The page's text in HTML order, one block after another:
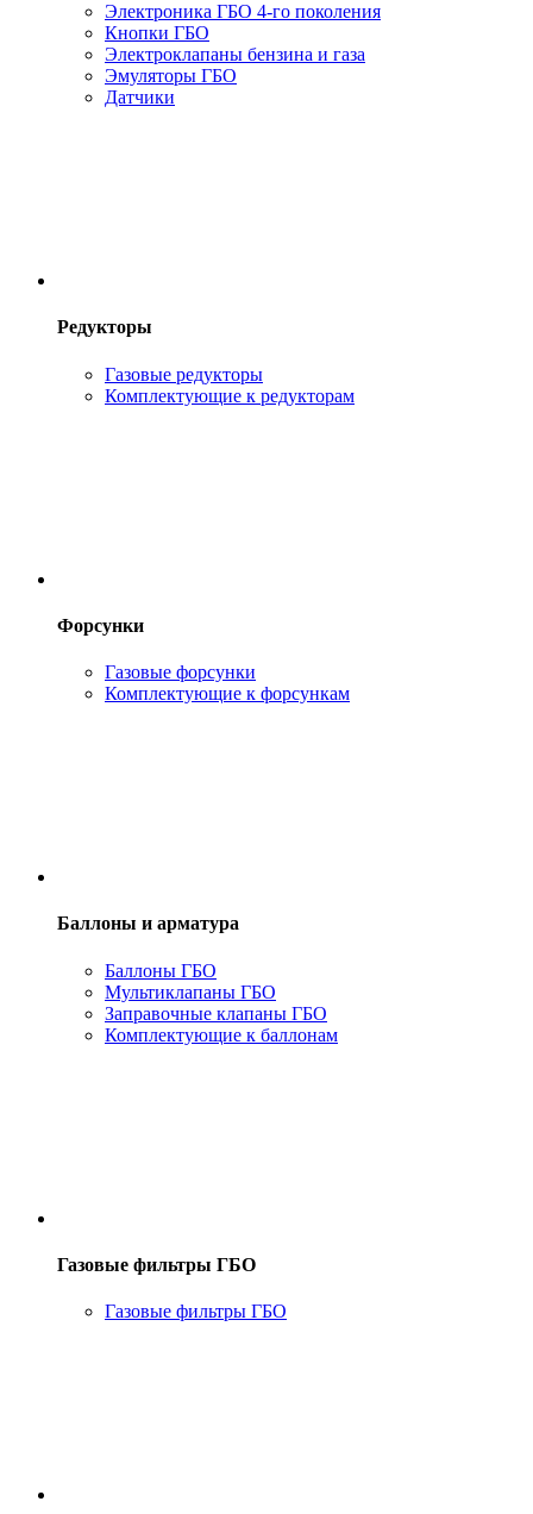
Электроника ГБО 4-го поколения
Кнопки ГБО
Электроклапаны бензина и газа
Эмуляторы ГБО
Датчики
Редукторы
Газовые редукторы
Комплектующие к редукторам
Форсунки
Газовые форсунки
Комплектующие к форсункам
Баллоны и арматура
Баллоны ГБО
Мультиклапаны ГБО
Заправочные клапаны ГБО
Комплектующие к баллонам
Газовые фильтры ГБО
Газовые фильтры ГБО